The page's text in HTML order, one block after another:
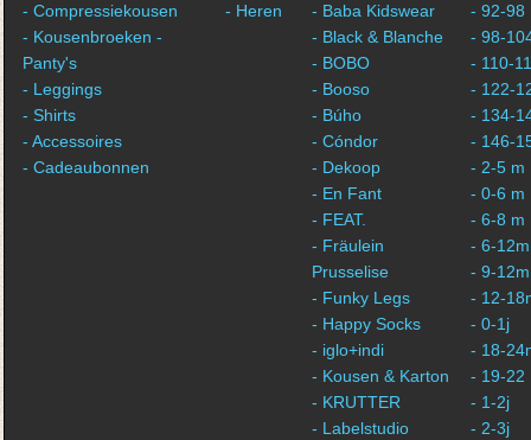
- Compressiekousen
- Kousenbroeken -
Panty's
- Leggings
- Shirts
- Accessoires
- Cadeaubonnen
- Heren
- Baba Kidswear
- Black & Blanche
- BOBO
- Booso
- Búho
- Cóndor
- Dekoop
- En Fant
- FEAT.
- Fräulein
Prusselise
- Funky Legs
- Happy Socks
- iglo+indi
- Kousen & Karton
- KRUTTER
- Labelstudio
- 92-98
- 98-
- 110-
- 122-
- 134-
- 146-
- 2-5 m
- 0-6 m
- 6-8 m
- 6-12m
- 9-12m
- 12-
- 0-1j
- 18-
- 19-22
- 1-2j
- 2-3j